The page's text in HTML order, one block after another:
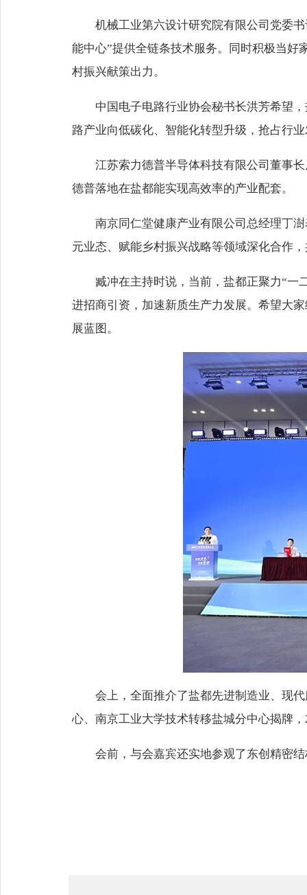
机械工业第六设计研究院有限公司党委
能中心”提供全链条技术服务。同时积极当好
村振兴献策出力。
中国电子电路行业协会秘书长洪芳希望
路产业向低碳化、智能化转型升级，抢占行
江苏索力德普半导体科技有限公司董事
德普落地在盐都能实现高效率的产业配套。
南京同仁堂健康产业有限公司总经理丁
元业态、赋能乡村振兴战略等领域深化合作
臧冲在主持时说，当前，盐都正聚力“一
进招商引资，加速新质生产力发展。希望大
展蓝图。
会上，全面推介了盐都先进制造业、现
心、南京工业大学技术转移盐城分中心揭牌
会前，与会嘉宾还实地参观了东创精密